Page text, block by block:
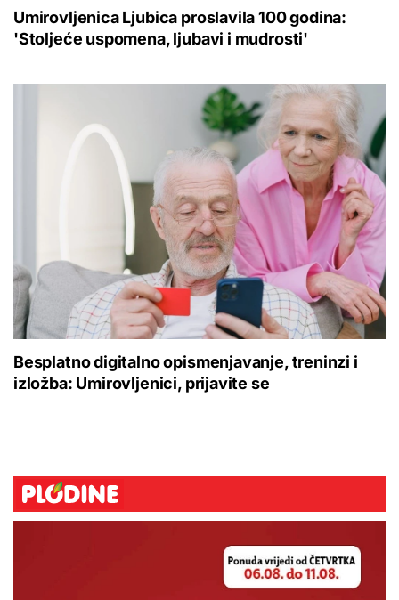
Umirovljenica Ljubica proslavila 100 godina:
'Stoljeće uspomena, ljubavi i mudrosti'
Besplatno digitalno opismenjavanje, treninzi i
izložba: Umirovljenici, prijavite se